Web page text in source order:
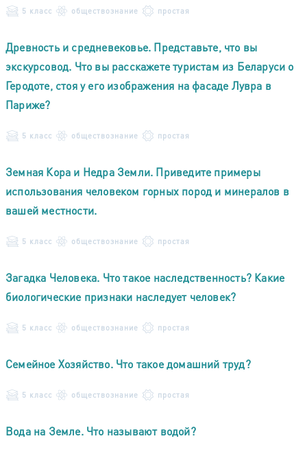
5 класс обществознание простая
Древность и средневековье. Представьте, что вы
экскурсовод. Что вы расскажете туристам из Беларуси о
Геродоте, стоя у его изображения на фасаде Лувра в
Париже?
5 класс обществознание простая
Земная Кора и Недра Земли. Приведите примеры
использования человеком горных пород и минералов в
вашей местности.
5 класс обществознание простая
Загадка Человека. Что такое наследственность? Какие
биологические признаки наследует человек?
5 класс обществознание простая
Семейное Хозяйство. Что такое домашний труд?
5 класс обществознание простая
Вода на Земле. Что называют водой?